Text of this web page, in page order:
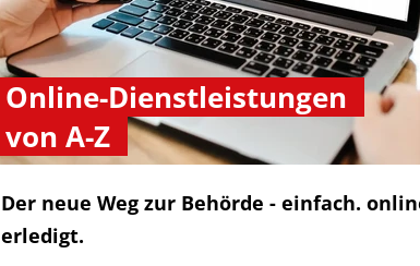
Online-Dienstleistungen
von A-Z
Der neue Weg zur Behörde - einfach.
erledigt.